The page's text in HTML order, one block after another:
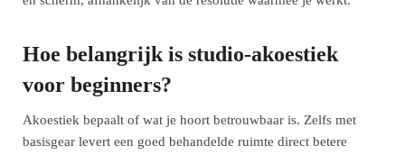
Hoe belangrijk is studio-akoestiek
voor beginners?
Akoestiek bepaalt of wat je hoort betrouwbaar is. Zelfs met
basisgear levert een goed behandelde ruimte direct betere